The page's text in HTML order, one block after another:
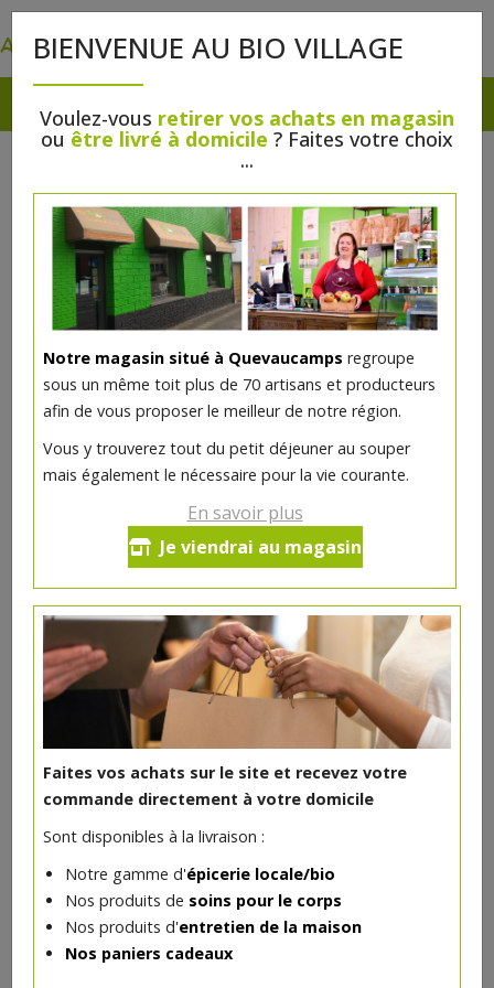
BIENVENUE AU BIO VILLAGE
Voulez-vous retirer vos achats en magasin
ou être livré à domicile ? Faites votre choix
...
Notre magasin situé à Quevaucamps regroupe
sous un même toit plus de 70 artisans et producteurs
afin de vous proposer le meilleur de notre région.
Vous y trouverez tout du petit déjeuner au souper
mais également le nécessaire pour la vie courante.
En savoir plus
Je viendrai au magasin
Faites vos achats sur le site et recevez votre
commande directement à votre domicile
Sont disponibles à la livraison :
Notre gamme d'épicerie locale/bio
Nos produits de soins pour le corps
Nos produits d'entretien de la maison
Nos paniers cadeaux
Bière Legends Harmony 33cl
1.74€/pc
Ce produit est indisponible pour le moment.
DANS LA MÊME CATÉGORIE ...
Baraque 33 cl Brasserie du Borinage